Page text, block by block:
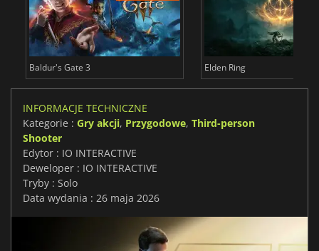
Baldur's Gate 3 Elden Ring
INFORMACJE TECHNICZNE
Kategorie : Gry akcji, Przygodowe, Third-person
Shooter
Edytor : IO INTERACTIVE
Deweloper : IO INTERACTIVE
Tryby : Solo
Data wydania : 26 maja 2026